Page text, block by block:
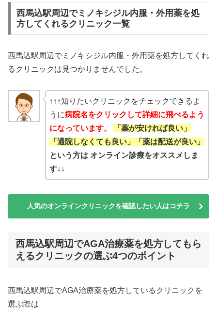
西馬込駅周辺でミノキシジル内服・外用薬を処
方してくれるクリニック一覧
西馬込駅周辺でミノキシジル内服・外用薬を処方してくれ
るクリニックは見つかりませんでした。
↑↑↑知りたいクリニックをチェックできるよ
うに病院名をクリックして詳細に飛べるよう
になっています。
「薬が安ければ良い」
「通院しなくても良い」「薬は配送が良い」
という方は オンライン診療をオススメしま
す↓↓
人気のオンラインクリニックを確認したい人はコチラ
西馬込駅周辺でAGA治療薬を処方してもら
えるクリニックの選ぶ4つのポイント
西馬込駅周辺でAGA治療薬を処方しているクリニックを
選ぶ際は